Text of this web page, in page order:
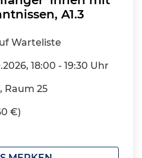
A1.3
Warteliste
18:00 - 19:30 Uhr
Raum 25
€)